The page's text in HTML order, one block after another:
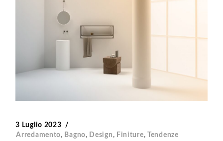
3 Luglio 2023
Arredamento, Bagno, Design, Finiture, Tendenze